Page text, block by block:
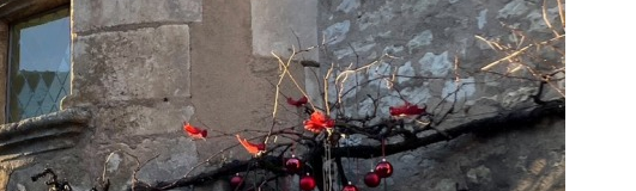
樹木診断
土壌調査
ケミカルコントロール
根系試掘調査